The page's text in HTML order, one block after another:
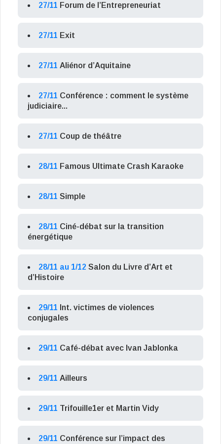
27/11 Forum de l’Entrepreneuriat
27/11 Exit
27/11 Aliénor d’Aquitaine
27/11 Conférence : comment le système
judiciaire...
27/11 Coup de théâtre
28/11 Famous Ultimate Crash Karaoke
28/11 Simple
28/11 Ciné-débat sur la transition
énergétique
28/11 au 1/12 Salon du Livre d’Art et
d’Histoire
29/11 Int. victimes de violences
conjugales
29/11 Café-débat avec Ivan Jablonka
29/11 Ailleurs
29/11 Trifouille1er et Martin Vidy
29/11 Conférence sur l’impact des